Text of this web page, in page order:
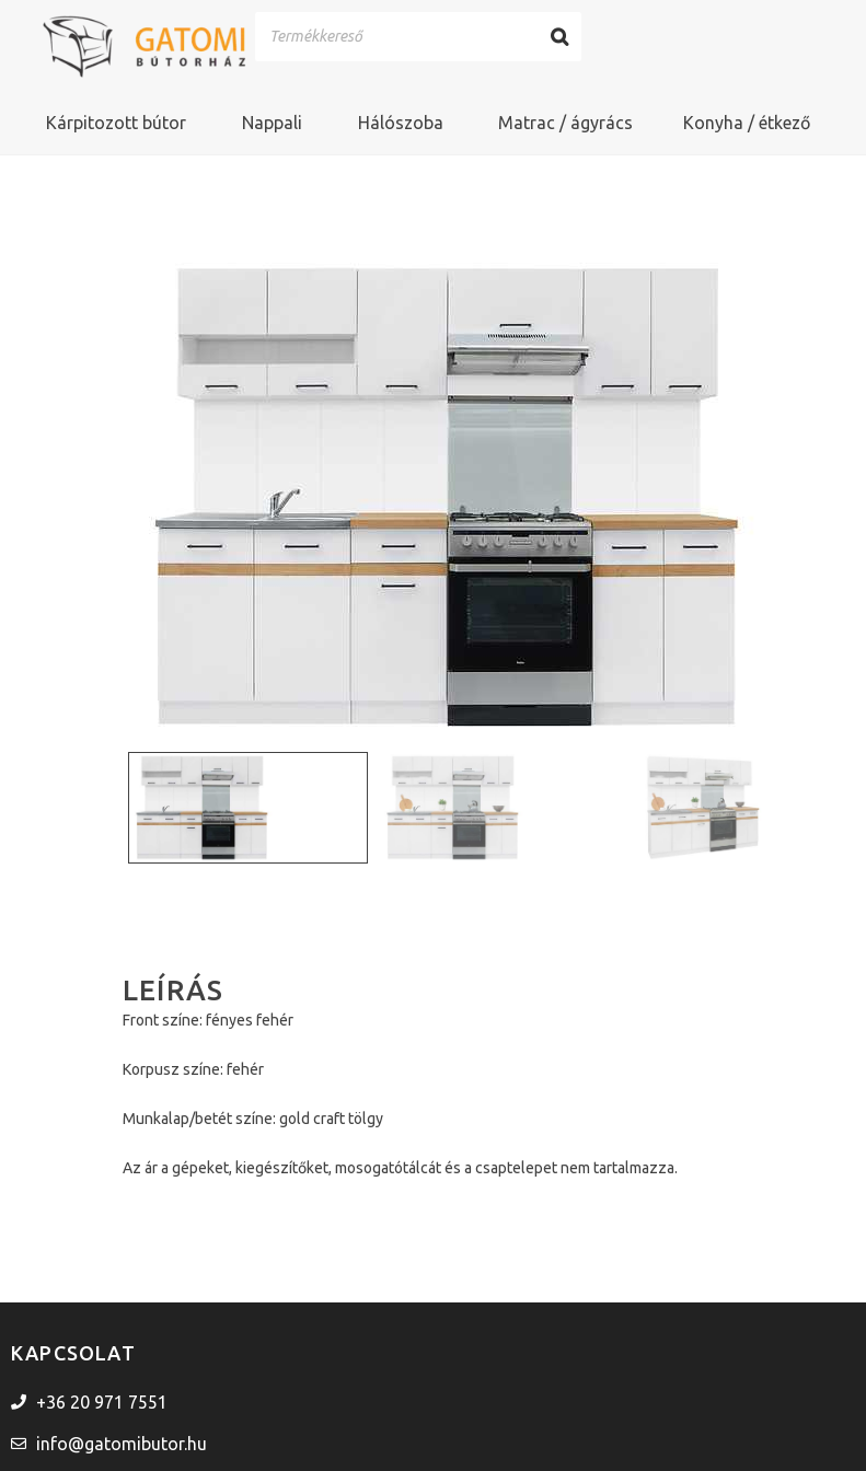
Kárpitozott bútor Nappali Hálószoba Matrac / ágyrács Konyha / étkező
LEÍRÁS
Front színe: fényes fehér
Korpusz színe: fehér
Munkalap/betét színe: gold craft tölgy
Az ár a gépeket, kiegészítőket, mosogatótálcát és a csaptelepet nem tartalmazza.
KAPCSOLAT
+36 20 971 7551
info@gatomibutor.hu